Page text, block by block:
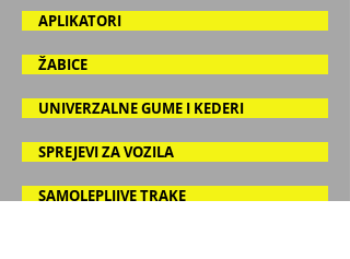
APLIKATORI
ŽABICE
UNIVERZALNE GUME I KEDERI
SPREJEVI ZA VOZILA
SAMOLEPLJIVE TRAKE